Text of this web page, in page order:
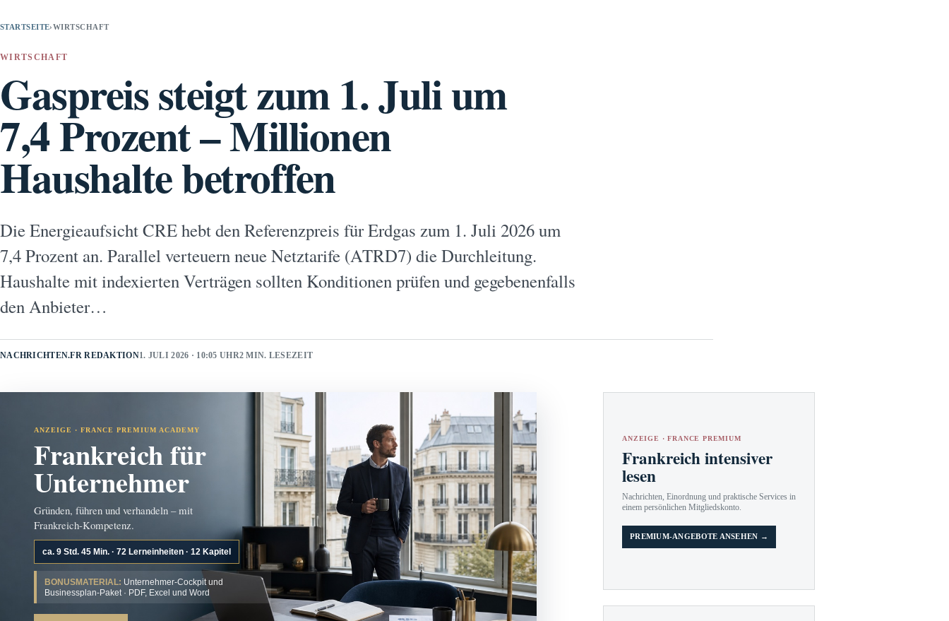
STARTSEITE›WIRTSCHAFT
WIRTSCHAFT
Gaspreis steigt zum 1. Juli um
7,4 Prozent – Millionen
Haushalte betroffen
Die Energieaufsicht CRE hebt den Referenzpreis für Erdgas zum 1. Juli 2026 um
7,4 Prozent an. Parallel verteuern neue Netztarife (ATRD7) die Durchleitung.
Haushalte mit indexierten Verträgen sollten Konditionen prüfen und gegebenenfalls
den Anbieter…
NACHRICHTEN.FR REDAKTION1. JULI 2026 · 10:05 UHR2 MIN. LESEZEIT
ANZEIGE · FRANCE PREMIUM ACADEMY
Frankreich für
Unternehmer
Gründen, führen und verhandeln – mit
Frankreich-Kompetenz.
ca. 9 Std. 45 Min. · 72 Lerneinheiten · 12 Kapitel
BONUSMATERIAL: Unternehmer-Cockpit und
Businessplan-Paket · PDF, Excel und Word
ANZEIGE · FRANCE PREMIUM
Frankreich intensiver
lesen
Nachrichten, Einordnung und praktische Services in
einem persönlichen Mitgliedskonto.
PREMIUM-ANGEBOTE ANSEHEN →